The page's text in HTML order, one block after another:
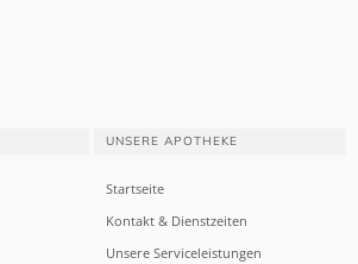
UNSERE APOTHEKE
Startseite
Kontakt & Dienstzeiten
Unsere Serviceleistungen